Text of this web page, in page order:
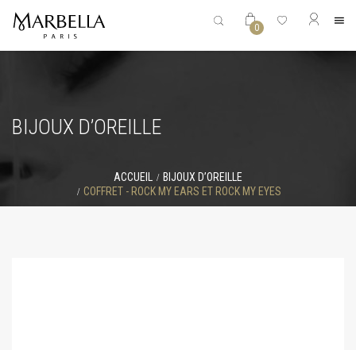
0
BIJOUX D’OREILLE
ACCUEIL
BIJOUX D’OREILLE
COFFRET - ROCK MY EARS ET ROCK MY EYES